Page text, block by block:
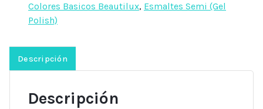
Colores Basicos Beautilux, Esmaltes Semi (Gel
Polish)
Descripción
Descripción